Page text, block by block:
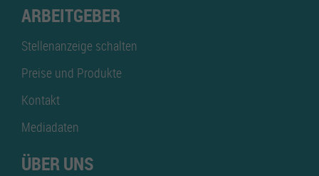
ARBEITGEBER
Stellenanzeige schalten
Preise und Produkte
Kontakt
Mediadaten
ÜBER UNS